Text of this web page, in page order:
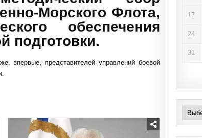
Морского Флота,
обеспечения
подготовки.
впервые, представителей управлений боевой
17
24
31
Архивы